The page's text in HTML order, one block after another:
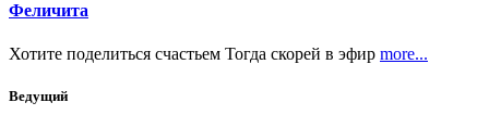
Феличита
Хотите поделиться счастьем Тогда скорей в эфир more...
Ведущий